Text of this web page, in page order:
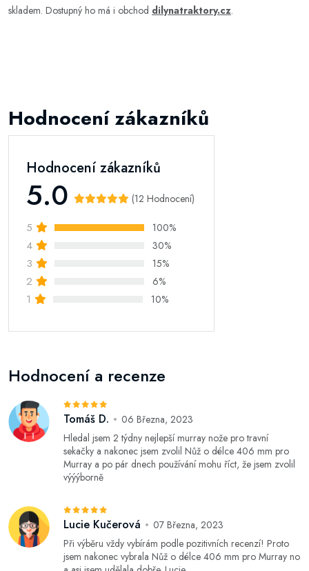
skladem. Dostupný ho má i obchod dilynatraktory.cz.
Hodnocení zákazníků
Hodnocení zákazníků
5.0 (12 Hodnocení)
5 100%
4 30%
3 15%
2 6%
1 10%
Hodnocení a recenze
Tomáš D.
06 Března, 2023
Hledal jsem 2 týdny nejlepší murray nože pro travní
sekačky a nakonec jsem zvolil Nůž o délce 406 mm pro
Murray a po pár dnech používání mohu říct, že jsem zvolil
výýýborně
Lucie Kučerová
07 Března, 2023
Při výběru vždy vybírám podle pozitivních recenzí! Proto
jsem nakonec vybrala Nůž o délce 406 mm pro Murray no